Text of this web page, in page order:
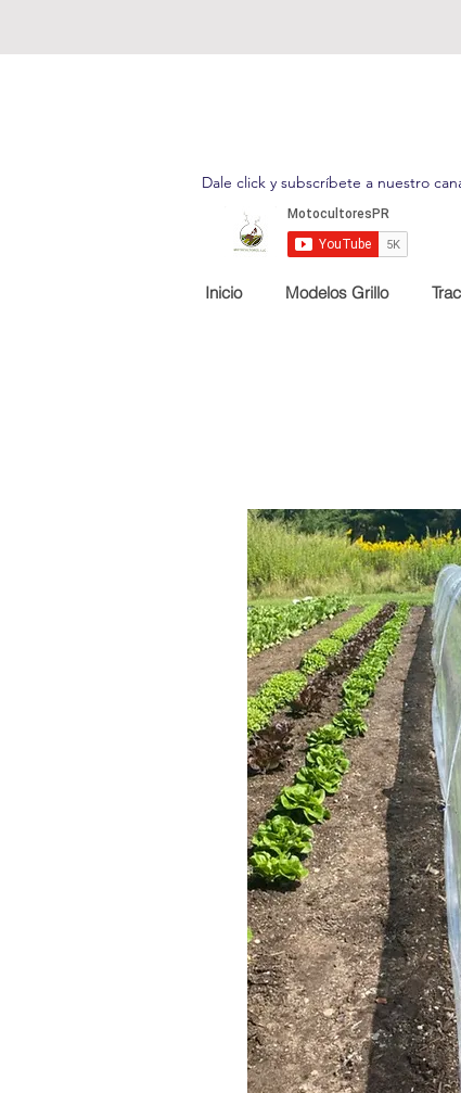
Dale click y subscríbete a nuestro
Inicio Modelos Grillo